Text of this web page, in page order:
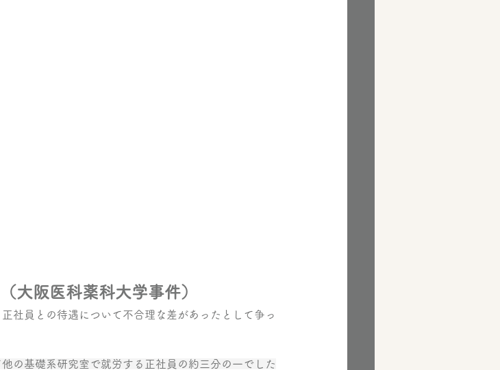
大阪医科薬科大学事件）
社員との待遇について不合理な差があったとして争っ
の基礎系研究室で就労する正社員の約三分の一でした